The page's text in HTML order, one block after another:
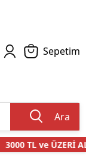
Sepetim
Ara
3000 TL ve ÜZERİ